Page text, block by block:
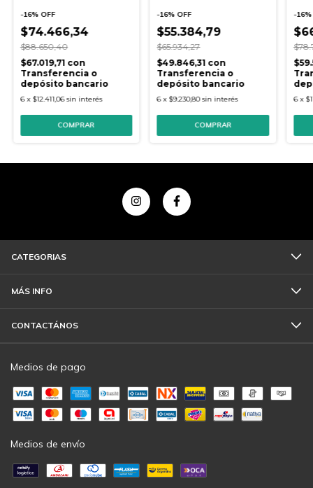
-16% OFF
$74.466,34
$88.650,40
$67.019,71 con
Transferencia o
depósito bancario
6 x $12.411,06 sin interés
-16%OFF
$55.384,79
$65.934,27
$49.846,31 con
Transferencia o
depósito bancario
6 x $9.230,80 sin interés
-16
6 x
CATEGORIAS
MÁS INFO
CONTACTÁNOS
Medios de pago
Medios de envío